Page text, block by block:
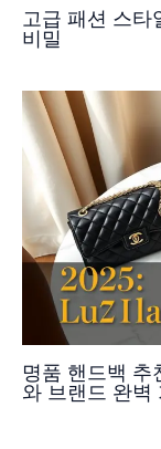
고급 패션 스타
비밀
명품 핸드백
와 브랜드 완벽